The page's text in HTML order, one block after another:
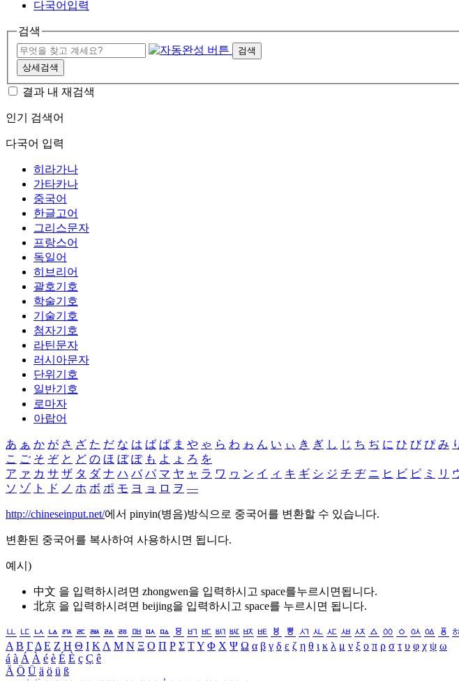
다국어입력
검색
검색
상세검색
결과 내 재검색
인기 검색어
다국어 입력
히라가나
가타카나
중국어
한글고어
그리스문자
프랑스어
독일어
히브리어
괄호기호
학술기호
기술기호
첨자기호
라틴문자
러시아문자
단위기호
일반기호
로마자
아랍어
あ ぁ か が さ ざ た だ な は ば ぱ ま や ゃ ら わ ゎ ん い ぃ き ぎ し じ ち ぢ に ひ び ぴ み
こ ご そ ぞ と ど の ほ ぼ ぽ も よ ょ ろ を
ア ァ カ サ ザ タ ダ ナ ハ バ パ マ ヤ ャ ラ ワ ヮ ン イ ィ キ ギ シ ジ チ ヂ ニ ヒ ビ ピ ミ リ
ソ ゾ ト ド ノ ホ ボ ポ モ ヨ ョ ロ ヲ ―
http://chineseinput.net/에서 pinyin(병음)방식으로 중국어를 변환할 수 있습니다.
변환된 중국어를 복사하여 사용하시면 됩니다.
예시)
中文 을 입력하시려면 zhongwen을 입력하시고 space를누르시면됩니다.
北京 을 입력하시려면 beijing을 입력하시고 space를 누르시면 됩니다.
ㅥ ㅦ ㅧ ㅨ ㅩ ㅪ ㅫ ㅬ ㅭ ㅮ ㅯ ㅰ ㅱ ㅲ ㅳ ㅴ ㅵ ㅶ ㅷ ㅸ ㅹ ㅺ ㅻ ㅼ ㅽ ㅾ ㅿ ㆀ ㆁ ㆂ ㆃ ㆄ
Α Β ΓΔ Ε Ζ Η Θ Ι ΚΛ Μ Ν Ξ Ο Π Ρ Σ ΤΥ Φ Χ Ψ Ω α β γ δ ε ζ η θ ι κ λ μ ν ξ ο π ρ σ τ υ φ χ ψ ω
á à Á À é è É È ç Ç ê
Ä Ö Ü ä ö ü ß